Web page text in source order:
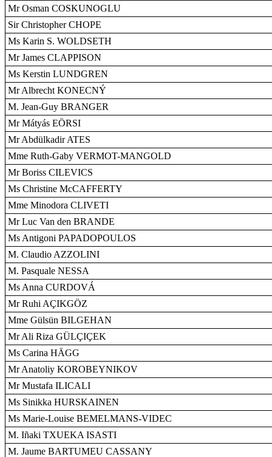
Mr Osman COSKUNOGLU
Sir Christopher CHOPE
Ms Karin S. WOLDSETH
Mr James CLAPPISON
Ms Kerstin LUNDGREN
Mr Albrecht KONECNÝ
M. Jean-Guy BRANGER
Mr Mátyás EÖRSI
Mr Abdülkadir ATES
Mme Ruth-Gaby VERMOT-MANGOLD
Mr Boriss CILEVICS
Ms Christine McCAFFERTY
Mme Minodora CLIVETI
Mr Luc Van den BRANDE
Ms Antigoni PAPADOPOULOS
M. Claudio AZZOLINI
M. Pasquale NESSA
Ms Anna CURDOVÁ
Mr Ruhi AÇIKGÖZ
Mme Gülsün BILGEHAN
Mr Ali Riza GÜLÇIÇEK
Ms Carina HÄGG
Mr Anatoliy KOROBEYNIKOV
Mr Mustafa ILICALI
Ms Sinikka HURSKAINEN
Ms Marie-Louise BEMELMANS-VIDEC
M. Iñaki TXUEKA ISASTI
M. Jaume BARTUMEU CASSANY